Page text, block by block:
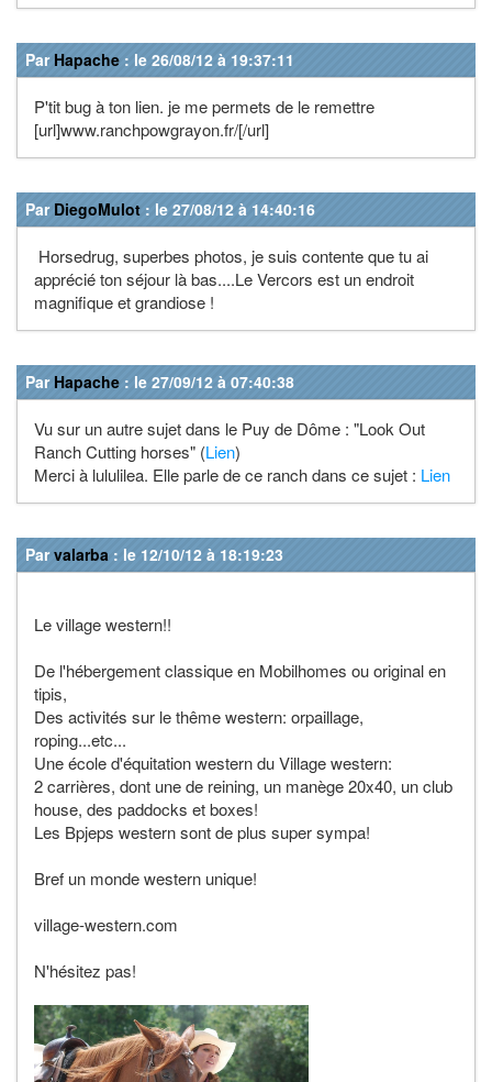
Par Hapache : le 26/08/12 à 19:37:11
P'tit bug à ton lien. je me permets de le remettre
[url]www.ranchpowgrayon.fr/[/url]
Par DiegoMulot : le 27/08/12 à 14:40:16
Horsedrug, superbes photos, je suis contente que tu ai
apprécié ton séjour là bas....Le Vercors est un endroit
magnifique et grandiose !
Par Hapache : le 27/09/12 à 07:40:38
Vu sur un autre sujet dans le Puy de Dôme : "Look Out
Ranch Cutting horses" (Lien)
Merci à lululilea. Elle parle de ce ranch dans ce sujet : Lien
Parvalarba : le 12/10/12 à 18:19:23
Le village western!!
De l'hébergement classique en Mobilhomes ou original en
tipis,
Des activités sur le thême western: orpaillage,
roping...etc...
Une école d'équitation western du Village western:
2 carrières, dont une de reining, un manège 20x40, un club
house, des paddocks et boxes!
Les Bpjeps western sont de plus super sympa!
Bref un monde western unique!
village-western.com
N'hésitez pas!